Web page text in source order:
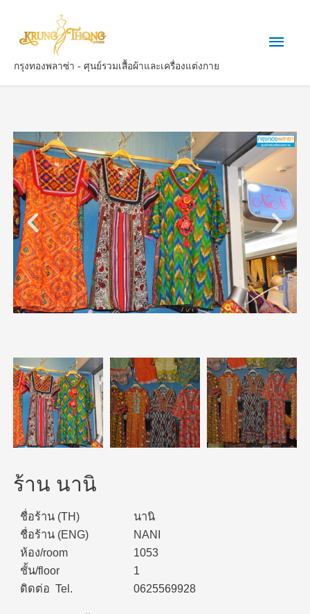
กรุงทองพลาซ่า - ศุนย์รวมเสื้อผ้าและเครื่องแต่งกาย
ร้าน นานิ
ชื่อร้าน (TH)
ชื่อร้าน (ENG)
ห้อง/room
ชั้น/floor
ดิดต่อ Tel.
นานิ
NANI
1053
1
0625569928